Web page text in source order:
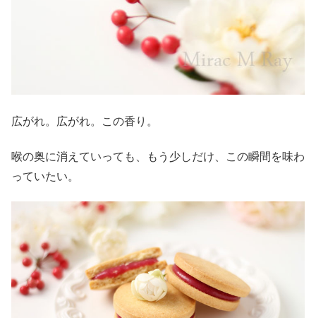
広がれ。広がれ。この香り。
喉の奥に消えていっても、もう少しだけ、この瞬間を味わ
っていたい。